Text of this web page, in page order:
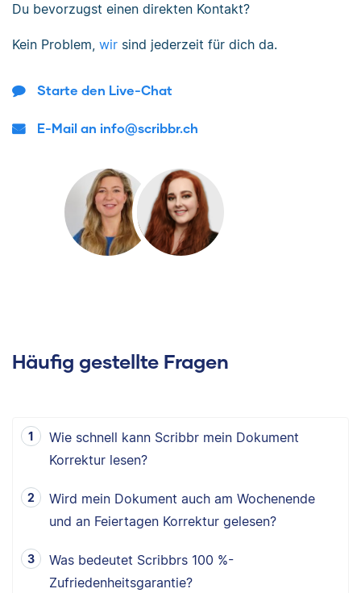
Du bevorzugst einen direkten Kontakt?
Kein Problem, wir sind jederzeit für dich da.
Starte den Live-Chat
E-Mail an info@scribbr.ch
Häufig gestellte Fragen
Wie schnell kann Scribbr mein Dokument
Korrektur lesen?
Wird mein Dokument auch am Wochenende
und an Feiertagen Korrektur gelesen?
Was bedeutet Scribbrs 100 %-
Zufriedenheitsgarantie?